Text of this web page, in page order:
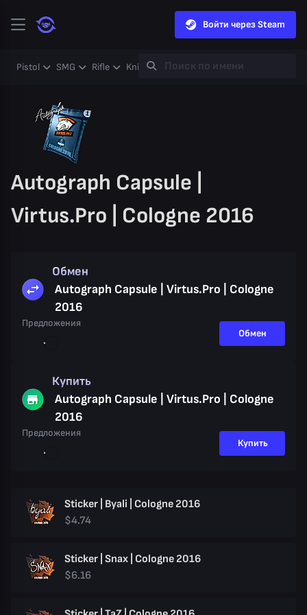
Войти через Steam
Pistol SMG Rifle Knife Gloves Heavy
Autograph Capsule |
Virtus.Pro | Cologne 2016
Обмен
Autograph Capsule | Virtus.Pro | Cologne
2016
Предложения
Обмен
Купить
Autograph Capsule | Virtus.Pro | Cologne
2016
Предложения
Купить
Sticker | Byali | Cologne 2016
$4.74
Sticker | Snax | Cologne 2016
$6.16